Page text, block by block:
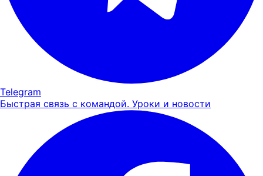
Telegram
Быстрая связь с командой. Уроки и новости